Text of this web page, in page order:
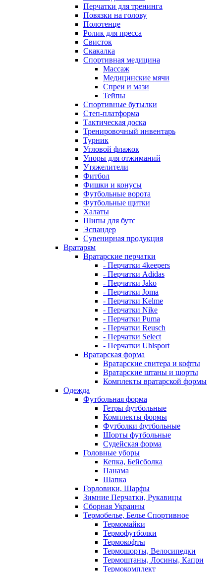
Перчатки для тренинга
Повязки на голову
Полотенце
Ролик для пресса
Свисток
Скакалка
Спортивная медицина
Массаж
Медицинские мячи
Спреи и мази
Тейпы
Спортивные бутылки
Степ-платформа
Тактическая доска
Тренировочный инвентарь
Турник
Угловой флажок
Упоры для отжиманий
Утяжелители
Фитбол
Фишки и конусы
Футбольные ворота
Футбольные щитки
Халаты
Шипы для бутс
Эспандер
Сувенирная продукция
Вратарям
Вратарские перчатки
- Перчатки 4keepers
- Перчатки Adidas
- Перчатки Jako
- Перчатки Joma
- Перчатки Kelme
- Перчатки Nike
- Перчатки Puma
- Перчатки Reusch
- Перчатки Select
- Перчатки Uhlsport
Вратарская форма
Вратарские свитера и кофты
Вратарские штаны и шорты
Комплекты вратарской формы
Одежда
Футбольная форма
Гетры футбольные
Комплекты формы
Футболки футбольные
Шорты футбольные
Судейская форма
Головные уборы
Кепка, Бейсболка
Панама
Шапка
Горловики, Шарфы
Зимние Перчатки, Рукавицы
Сборная Украины
Термобелье, Белье Спортивное
Термомайки
Термофутболки
Термокофты
Термошорты, Велосипедки
Термоштаны, Лосины, Капри
Термокомплект